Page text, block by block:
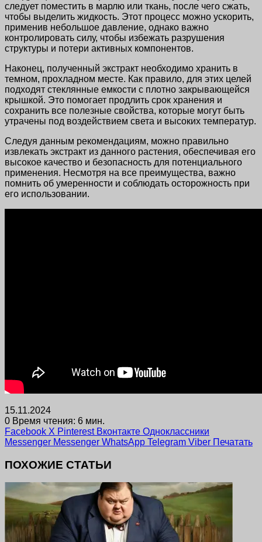
следует поместить в марлю или ткань, после чего сжать,
чтобы выделить жидкость. Этот процесс можно ускорить,
применив небольшое давление, однако важно
контролировать силу, чтобы избежать разрушения
структуры и потери активных компонентов.
Наконец, полученный экстракт необходимо хранить в
темном, прохладном месте. Как правило, для этих целей
подходят стеклянные емкости с плотно закрывающейся
крышкой. Это помогает продлить срок хранения и
сохранить все полезные свойства, которые могут быть
утрачены под воздействием света и высоких температур.
Следуя данным рекомендациям, можно правильно
извлекать экстракт из данного растения, обеспечивая его
высокое качество и безопасность для потенциального
применения. Несмотря на все преимущества, важно
помнить об умеренности и соблюдать осторожность при
его использовании.
15.11.2024
0 Время чтения: 6 мин.
Facebook X Pinterest Вконтакте Одноклассники
Messenger Messenger WhatsApp Telegram Viber Печатать
ПОХОЖИЕ СТАТЬИ